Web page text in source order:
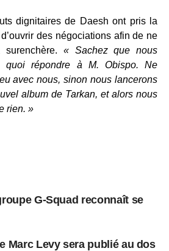
dignitaires de Daesh ont pris la
des négociations afin de ne
« Sachez que nous
quoi répondre à M. Obispo. Ne
avec nous, sinon nous lancerons
album de Tarkan, et alors nous
rien. »
G-Squad reconnaît se
Marc Levy sera publié au dos